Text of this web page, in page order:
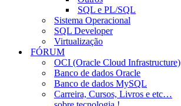
SQL e PL/SQL
Sistema Operacional
SQL Developer
Virtualização
FÓRUM
OCI (Oracle Cloud Infrastructure)
Banco de dados Oracle
Banco de dados MySQL
Carreira, Cursos, Livros e etc…